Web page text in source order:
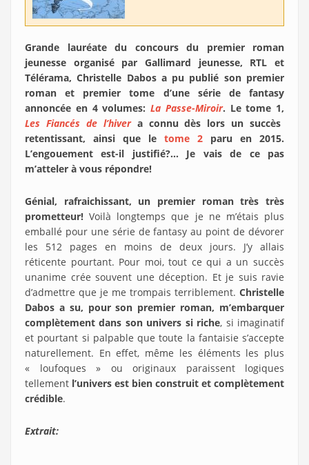
Grande lauréate du concours du premier roman
jeunesse organisé par Gallimard jeunesse, RTL et
Télérama, Christelle Dabos a pu publié son premier
roman et premier tome d’une série de fantasy
annoncée en 4 volumes: La Passe-Miroir. Le tome 1,
Les Fiancés de l’hivera connu dès lors un succès
retentissant, ainsi que le tome 2 paru en 2015.
L’engouement est-il justifié?… Je vais de ce pas
m’atteler à vous répondre!
Génial, rafraichissant, un premier roman très très
prometteur! Voilà longtemps que je ne m’étais plus
emballé pour une série de fantasy au point de dévorer
les 512 pages en moins de deux jours. J’y allais
réticente pourtant. Pour moi, tout ce qui a un succès
unanime crée souvent une déception. Et je suis ravie
d’admettre que je me trompais terriblement. Christelle
Dabos a su, pour son premier roman, m’embarquer
complètement dans son univers si riche, si imaginatif
et pourtant si palpable que toute la fantaisie s’accepte
naturellement. En effet, même les éléments les plus
« loufoques » ou originaux paraissent logiques
tellement l’univers est bien construit et complètement
crédible.
Extrait: